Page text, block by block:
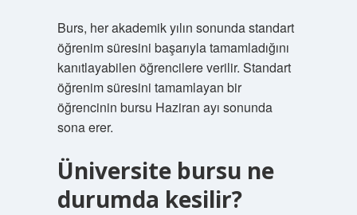
Burs, her akademik yılın sonunda standart
öğrenim süresini başarıyla tamamladığını
kanıtlayabilen öğrencilere verilir. Standart
öğrenim süresini tamamlayan bir
öğrencinin bursu Haziran ayı sonunda
sona erer.
Üniversite bursu ne
durumda kesilir?